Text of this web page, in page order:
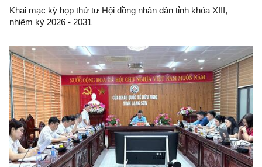
Khai mạc kỳ họp thứ tư Hội đồng nhân dân tỉnh khóa XIII,
nhiệm kỳ 2026 - 2031